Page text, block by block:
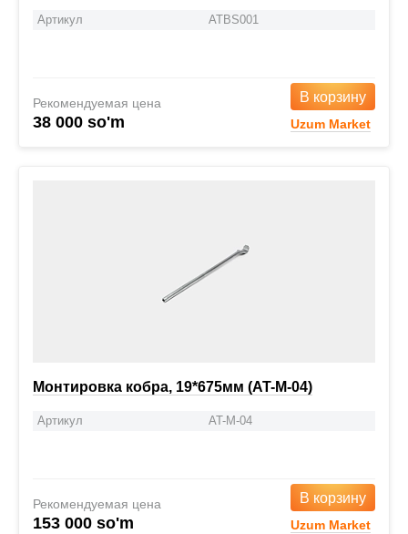
Артикул ATBS001
Рекомендуемая цена
38 000 so'm
В корзину
Uzum Market
Монтировка кобра, 19*675мм (AT-M-04)
Артикул AT-M-04
Рекомендуемая цена
153 000 so'm
В корзину
Uzum Market